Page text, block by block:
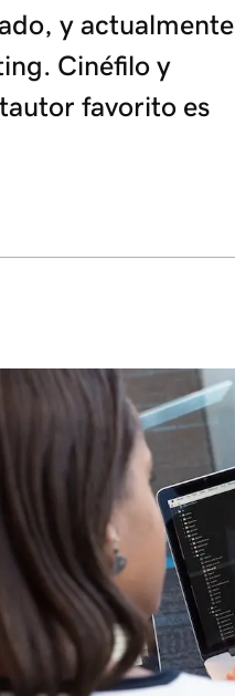
y actualmente
Cinéfilo y
favorito es